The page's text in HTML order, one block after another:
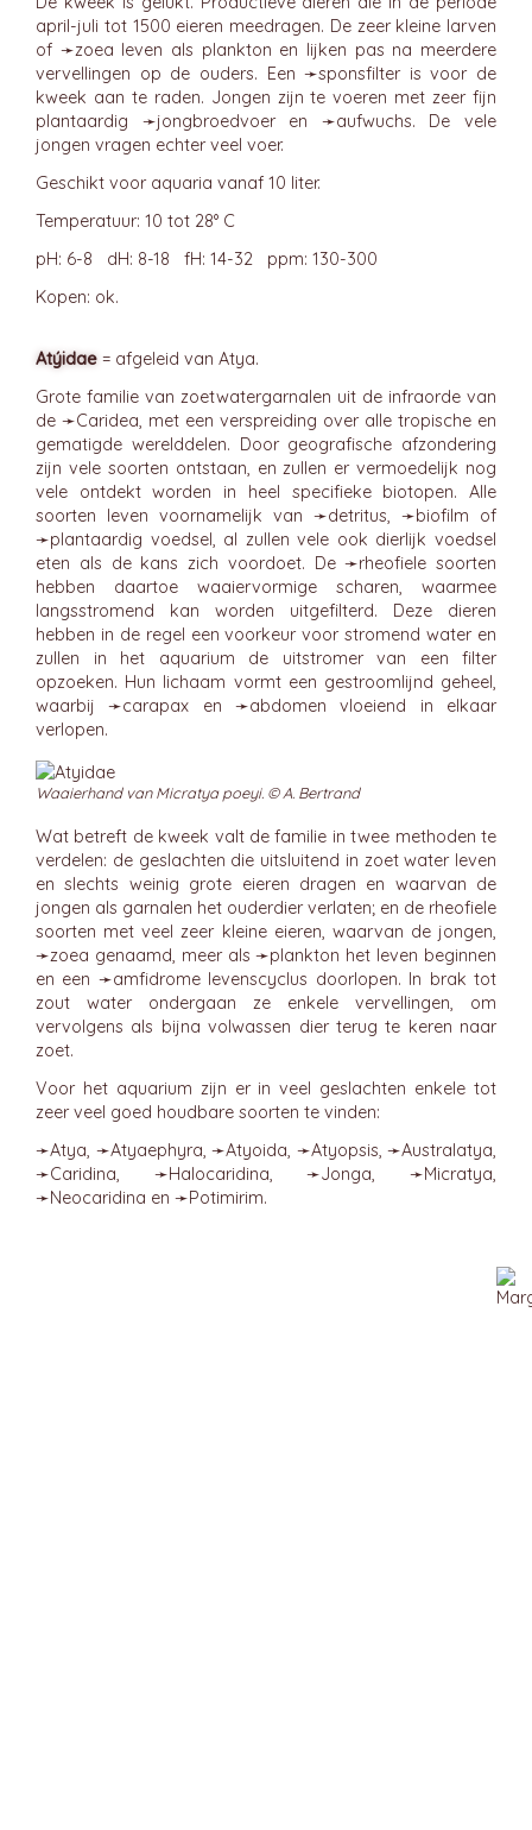
april-juli tot 1500 eieren meedragen. De zeer kleine larven
of ➛zoea leven als plankton en lijken pas na meerdere
vervellingen op de ouders. Een ➛sponsfilteris voor de
kweek aan te raden. Jongen zijn te voeren met zeer fijn
plantaardig ➛jongbroedvoeren ➛aufwuchs. De vele
jongen vragen echter veel voer.
Geschikt voor aquaria vanaf 10 liter.
Temperatuur: 10 tot 28° C
pH: 6-8 dH: 8-18 fH: 14-32 ppm: 130-300
Kopen: ok.
Atýidae = afgeleid van Atya.
Grote familie van zoetwatergarnalen uit de infraorde van
de ➛Caridea, met een verspreiding over alle tropische en
gematigde werelddelen. Door geografische afzondering
zijn vele soorten ontstaan, en zullen er vermoedelijk nog
vele ontdekt worden in heel specifieke biotopen. Alle
soorten leven voornamelijk van ➛detritus, ➛biofilm of
➛plantaardig voedsel, al zullen vele ook dierlijk voedsel
eten als de kans zich voordoet. De ➛rheofiele soorten
hebben daartoe waaiervormige scharen, waarmee
langsstromend kan worden uitgefilterd. Deze dieren
hebben in de regel een voorkeur voor stromend water en
zullen in het aquarium de uitstromer van een filter
opzoeken. Hun lichaam vormt een gestroomlijnd geheel,
waarbij ➛carapax en ➛abdomen vloeiend in elkaar
verlopen.
Waaierhand van Micratya poeyi. © A. Bertrand
Wat betreft de kweek valt de familie in twee methoden te
verdelen: de geslachten die uitsluitend in zoet water leven
en slechts weinig grote eieren dragen en waarvan de
jongen als garnalen het ouderdier verlaten; en de rheofiele
soorten met veel zeer kleine eieren, waarvan de jongen,
➛zoea genaamd, meer als ➛plankton het leven beginnen
en een ➛amfidromelevenscyclus doorlopen. In brak tot
zout water ondergaan ze enkele vervellingen, om
vervolgens als bijna volwassen dier terug te keren naar
zoet.
Voor het aquarium zijn er in veel geslachten enkele tot
zeer veel goed houdbare soorten te vinden:
➛Atya, ➛Atyaephyra, ➛Atyoida, ➛Atyopsis, ➛Australatya,
➛Caridina, ➛Halocaridina, ➛Jonga, ➛Micratya,
➛Neocaridina en ➛Potimirim.